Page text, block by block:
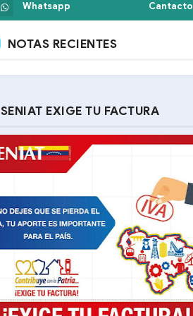
Whatsapp Cantacto
NOTAS RECIENTES
SENIAT EXIGE TU FACTURA